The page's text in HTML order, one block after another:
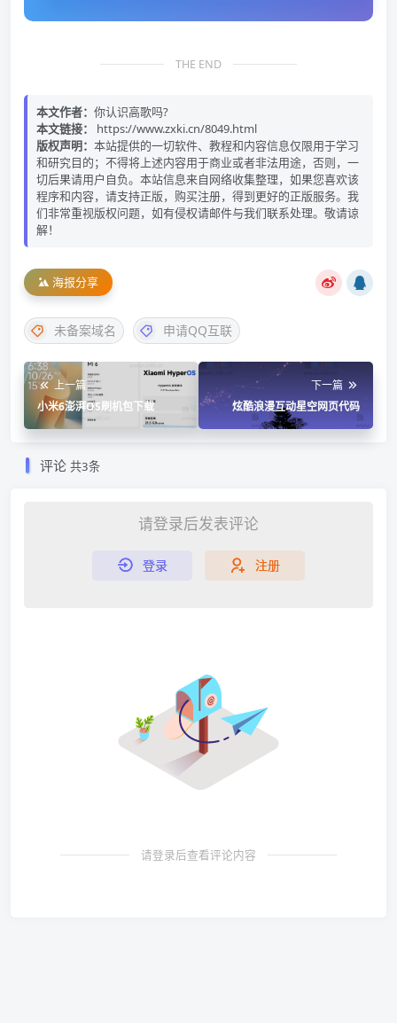
THE END
本文作者： 你认识高歌吗?
本文链接：
https://www.zxki.cn/8049.html
版权声明： 本站提供的一切软件、教程和内容信息仅限用于学习
和研究目的；不得将上述内容用于商业或者非法用途，否则，一
切后果请用户自负。本站信息来自网络收集整理，如果您喜欢该
程序和内容，请支持正版，购买注册，得到更好的正版服务。我
们非常重视版权问题，如有侵权请邮件与我们联系处理。敬请谅
解！
海报分享
未备案域名 申请QQ互联
上一篇
小米6澎湃OS刷机包下载
下一篇
炫酷浪漫互动星空网页代码
评论 共3条
请登录后发表评论
登录 注册
请登录后查看评论内容